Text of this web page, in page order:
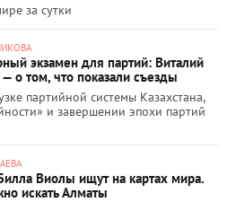
за сутки
экзамен для партий: Виталий
о том, что показали съезды
партийной системы Казахстана,
и завершении эпохи партий
Виолы ищут на картах мира.
искать Алматы